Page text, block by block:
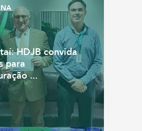
HDJB convida
para
...